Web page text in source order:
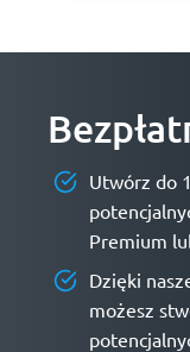
Utwórz do
Premium
Dzięki
możesz